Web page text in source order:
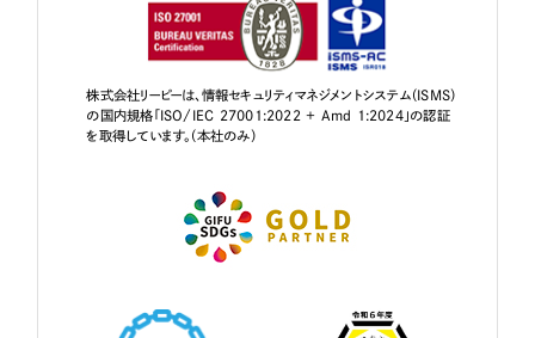
株式会社リーピーは、情報セキュリティマネジメントシステム（ISMS）
の国内規格「ISO/IEC 27001:2022 + Amd 1:2024」の認証
を取得しています。（本社のみ）